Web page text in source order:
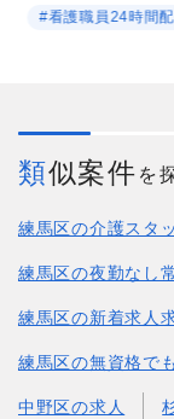
#看護職員24時間
類似案件 を
練馬区の介護スタ
練馬区の夜勤なし
練馬区の新着求人
練馬区の無資格で
中野区の求人